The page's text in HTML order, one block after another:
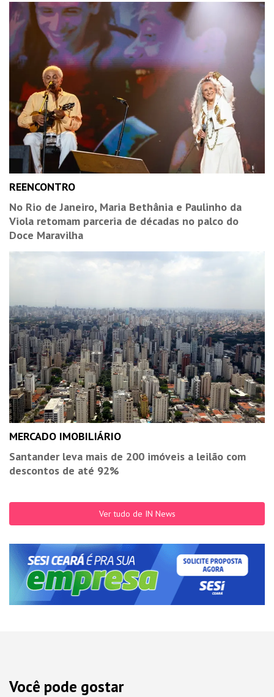
REENCONTRO
No Rio de Janeiro, Maria Bethânia e Paulinho da
Viola retomam parceria de décadas no palco do
Doce Maravilha
MERCADO IMOBILIÁRIO
Santander leva mais de 200 imóveis a leilão com
descontos de até 92%
Ver tudo de IN News
Você pode gostar